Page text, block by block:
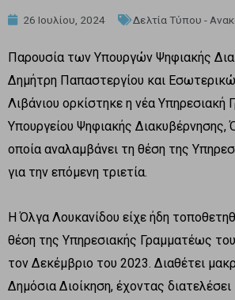
26 Ιουλίου, 2024 Δελτία Τύπου -
Παρουσία των Υπουργών Ψηφιακής
Δημήτρη Παπαστεργίου και
Λιβάνιου ορκίστηκε η νέα Υπηρεσιακή
Υπουργείου Ψηφιακής Διακυβέρνησης,
οποία αναλαμβάνει τη θέση της
για την επόμενη τριετία.
Η Όλγα Λουκανίδου είχε ήδη
θέση της Υπηρεσιακής Γραμματέως
τον Δεκέμβριο του 2023. Διαθέτει
Δημόσια Διοίκηση, έχοντας